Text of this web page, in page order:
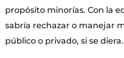
propósito minorías. Con la
sabría rechazar o manejar
público o privado, si se diera.